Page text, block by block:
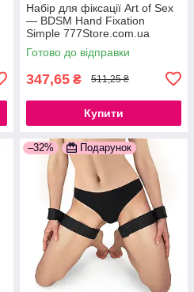
Набір для фіксації Art of Sex
— BDSM Hand Fixation
Simple 777Store.com.ua
Готово до відправки
347,65 ₴ 511,25 ₴
Купити
–32% Подарунок